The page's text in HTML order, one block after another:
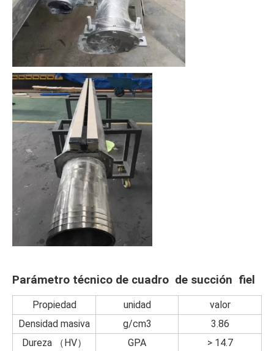
Parámetro técnico de cuadro de succión fiel
Propiedad unidad
valor
Densidad masiva
g/cm3
3.86
Dureza （HV）
GPA > 14.7